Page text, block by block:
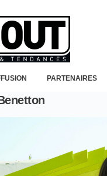
PARTENAIRES